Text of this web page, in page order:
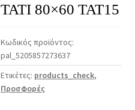
TATI 80×60 TAT15
Κωδικός προϊόντος:
pal_5205857273637
Ετικέτες: products_check,
Προσφορές